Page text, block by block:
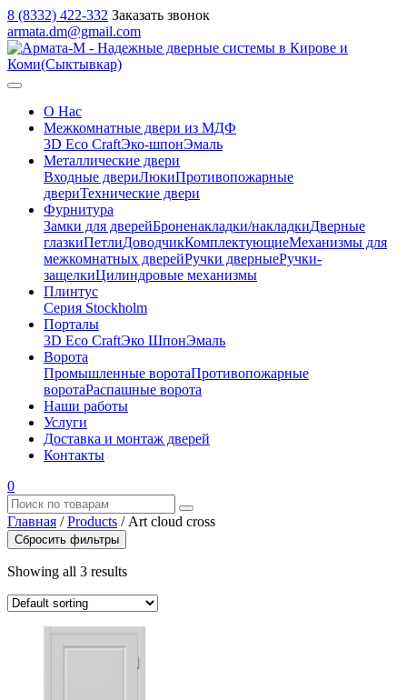
8 (8332) 422-332 Заказать звонок
armata.dm@gmail.com
О Нас
Межкомнатные двери из МДФ
3D Eco CraftЭко-шпонЭмаль
Металлические двери
Входные двериЛюкиПротивопожарные
двериТехнические двери
Фурнитура
Замки для дверейБроненакладки/накладкиДверные
глазкиПетлиДоводчикКомплектующиеМеханизмы для
межкомнатных дверейРучки дверныеРучки-
защелкиЦилиндровые механизмы
Плинтус
Серия Stockholm
Порталы
3D Eco CraftЭко ШпонЭмаль
Ворота
Промышленные воротаПротивопожарные
воротаРаспашные ворота
Наши работы
Услуги
Доставка и монтаж дверей
Контакты
0
Главная /Products / Art cloud cross
Сбросить фильтры
Showing all 3 results